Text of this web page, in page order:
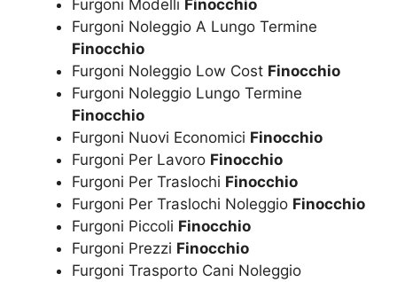
Furgoni Modelli Finocchio
Furgoni Noleggio A Lungo Termine
Finocchio
Furgoni Noleggio Low Cost Finocchio
Furgoni Noleggio Lungo Termine
Finocchio
Furgoni Nuovi Economici Finocchio
Furgoni Per Lavoro Finocchio
Furgoni Per Traslochi Finocchio
Furgoni Per Traslochi Noleggio Finocchio
Furgoni Piccoli Finocchio
Furgoni Prezzi Finocchio
Furgoni Trasporto Cani Noleggio